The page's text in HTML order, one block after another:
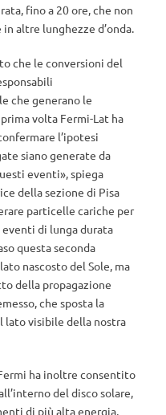
fino a 20 ore, che non
altre lunghezze d’onda.
che le conversioni del
che generano le
volta Fermi-Lat ha
l’ipotesi
siano generate da
eventi», spiega
della sezione di Pisa
particelle cariche per
eventi di lunga durata
questa seconda
nascosto del Sole, ma
della propagazione
che sposta la
lato visibile della nostra
ha inoltre consentito
del disco solare,
di più alta energia,